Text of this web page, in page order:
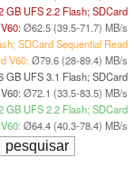
GB UFS 2.2 Flash; SDCard
Ø62.5 (39.5-71.7) MB/s
SDCard Sequential Read
V60:Ø79.6 (28-89.4) MB/s
GB UFS 3.1 Flash; SDCard
Ø72.1 (33.5-83.5) MB/s
GB UFS 2.2 Flash; SDCard
Ø64.4 (40.3-78.4) MB/s